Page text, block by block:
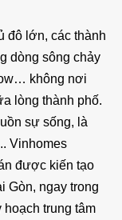
đô lớn, các thành
dòng sông chảy
không nơi
lòng thành phố.
sự sống, là
Vinhomes
được kiến tạo
Gòn, ngay trong
hoạch trung tâm